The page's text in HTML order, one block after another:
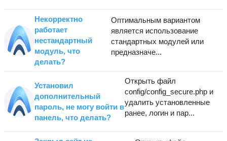
Некорректно
работает
нестандартный
модуль, что
делать?
Оптимальным вариантом
является использование
стандартных модулей или
предназначе...
Установил
дополнительный
пароль, не могу войти в
панель, что делать?
Открыть файл
config/config_secure.php и
удалить установленные
ранее, логин и пар...